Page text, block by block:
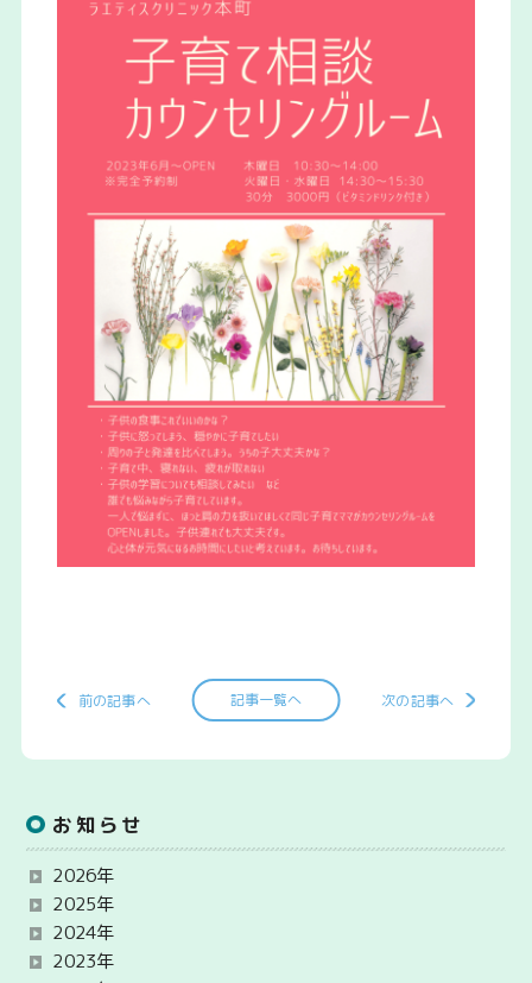
前の記事へ 記事一覧へ 次の記事へ
お知らせ
2026年
2025年
2024年
2023年